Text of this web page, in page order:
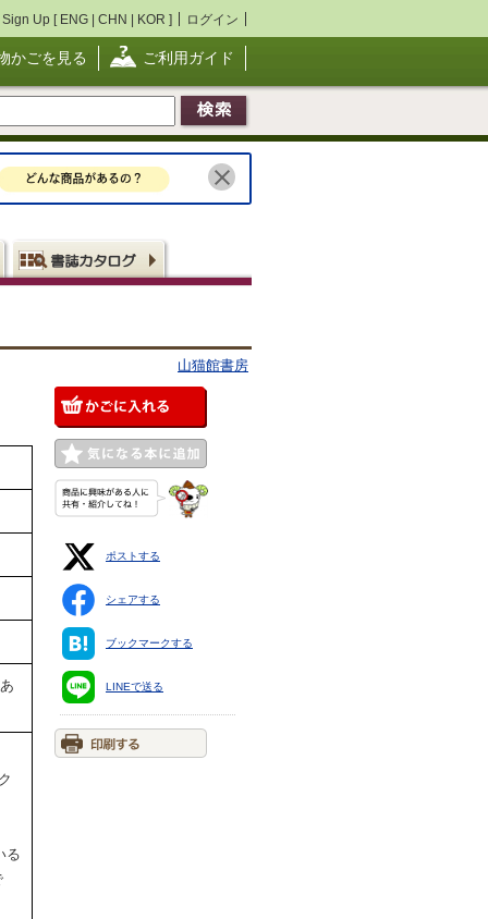
Sign Up [ ENG | CHN | KOR ] ログイン
かごを見る ご利用ガイド
山猫館書房
る
ポストする
シェアする
ブックマークする
LINEで送る